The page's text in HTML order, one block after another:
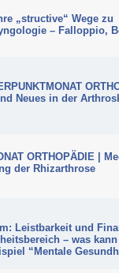
„structive“ Wege zu
– Falloppio,
Neues in der
ORTHOPÄDIE |
der Rhizarthrose
Leistbarkeit und
– was kann
“Mentale